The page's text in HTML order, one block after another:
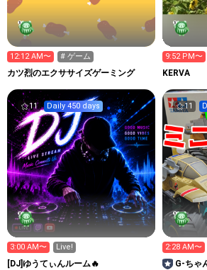
12:12 AM〜 # ゲーム
カツ烈のエクササイズゲーミング
9:52 PM〜
KERVA
11 Daily 450 days
3:00 AM〜 Live!
[DJ]ゆうてぃんルーム🔥
11
2:28 AM〜
G-ちゃ